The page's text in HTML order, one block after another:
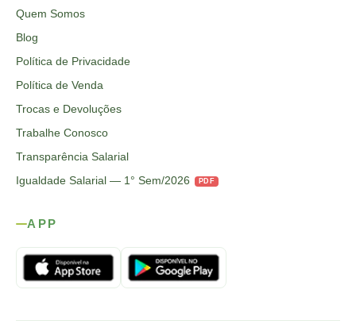
Quem Somos
Blog
Política de Privacidade
Política de Venda
Trocas e Devoluções
Trabalhe Conosco
Transparência Salarial
Igualdade Salarial — 1° Sem/2026
PDF
APP